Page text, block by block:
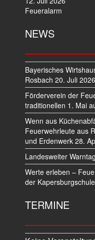
Feueralarm
NEWS
Bayerisches
Rosbach 20. Juli 2026
Förderverein der
traditionellen 1. Mai
Wenn aus
Feuerwehrleute aus
und Erdenwerk 28.
Landesweiter
Werte erleben –
der Kapersburgschule
TERMINE